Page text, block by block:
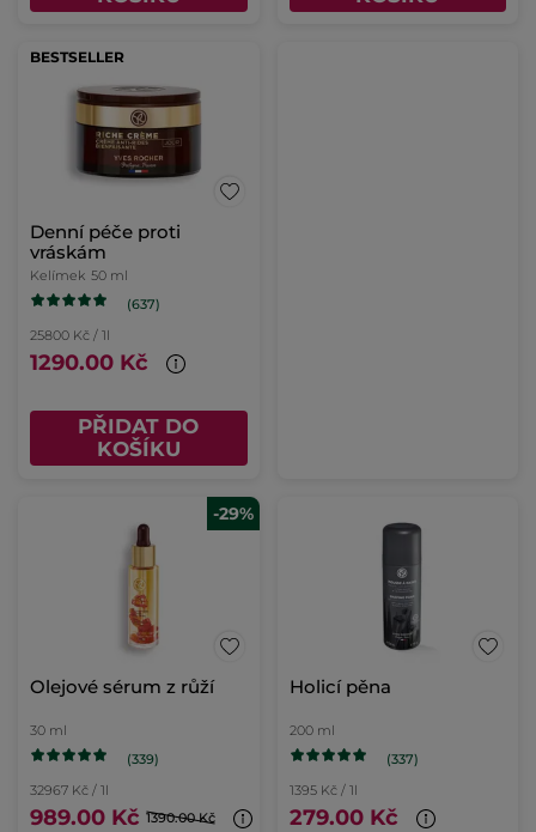
BESTSELLER
Denní péče proti
vráskám
Kelímek 50 ml
(637)
25800 Kč / 1l
1290.00 Kč
PŘIDAT DO
KOŠÍKU
-29%
Olejové sérum z růží
30 ml
(339)
32967 Kč / 1l
989.00 Kč 1390.00 Kč
Holicí pěna
200 ml
(337)
1395 Kč / 1l
279.00 Kč